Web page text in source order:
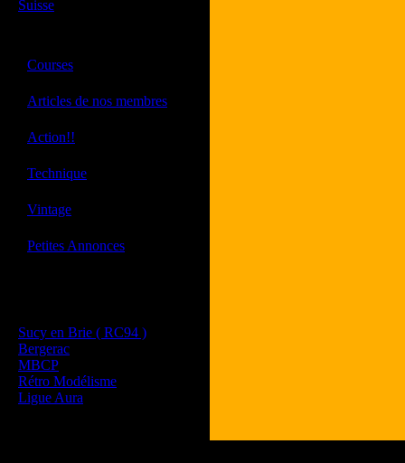
Suisse
Courses
Articles de nos membres
Action!!
Technique
Vintage
Petites Annonces
Sucy en Brie ( RC94 )
Bergerac
MBCP
Rétro Modélisme
Ligue Aura